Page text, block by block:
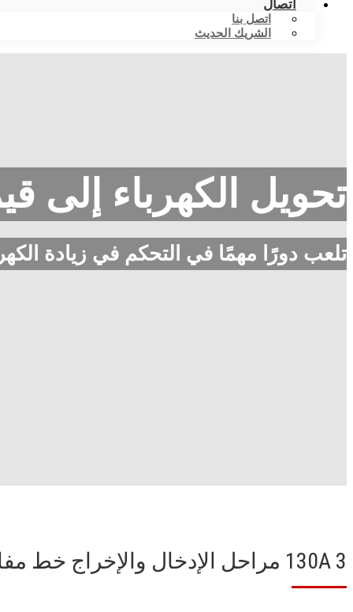
اتصال
اتصل بنا
الشريك الحديث
تحويل الكهرباء إلى
تلعب دورًا مهمًا في التحكم في زيادة
130A 3 مراحل الإدخال والإخراج خط مفاعل التيار المتردد